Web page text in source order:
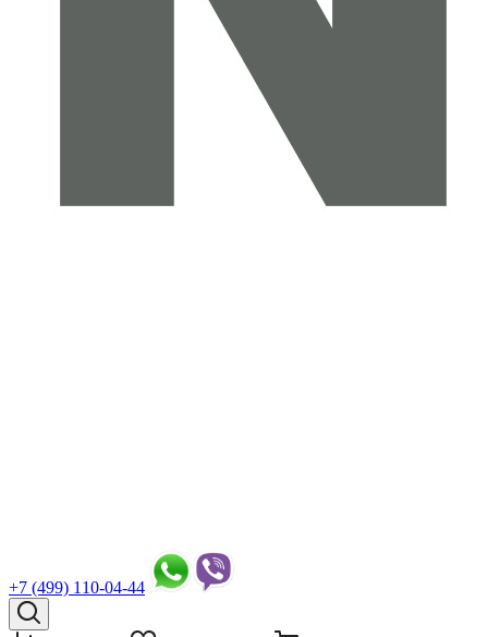
+7 (499) 110-04-44